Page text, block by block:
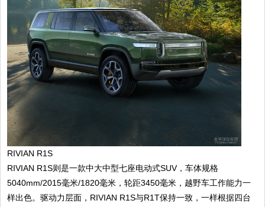
RIVIAN R1S
RIVIAN R1S则是一款中大中型七座电动式SUV，车体规格
5040mm/2015毫米/1820毫米，轮距3450毫米，越野车工作能力一
样出色。驱动力层面，RIVIAN R1S与R1T保持一致，一样根据四台